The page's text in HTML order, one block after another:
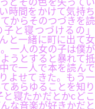
とその色を失ってい
時間をかけて気持ち
からそのつづきを読
と寝つづけるの」
と一緒に町に出て女
一人の女の子は僕が
うとすると暴れて抵
で一人で本を読んで
よせてきた。もう一
あらゆることを知り
寝たかだとかcどこ
な音楽が好きかだと